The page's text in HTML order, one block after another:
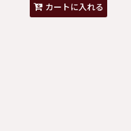
カートに入れる